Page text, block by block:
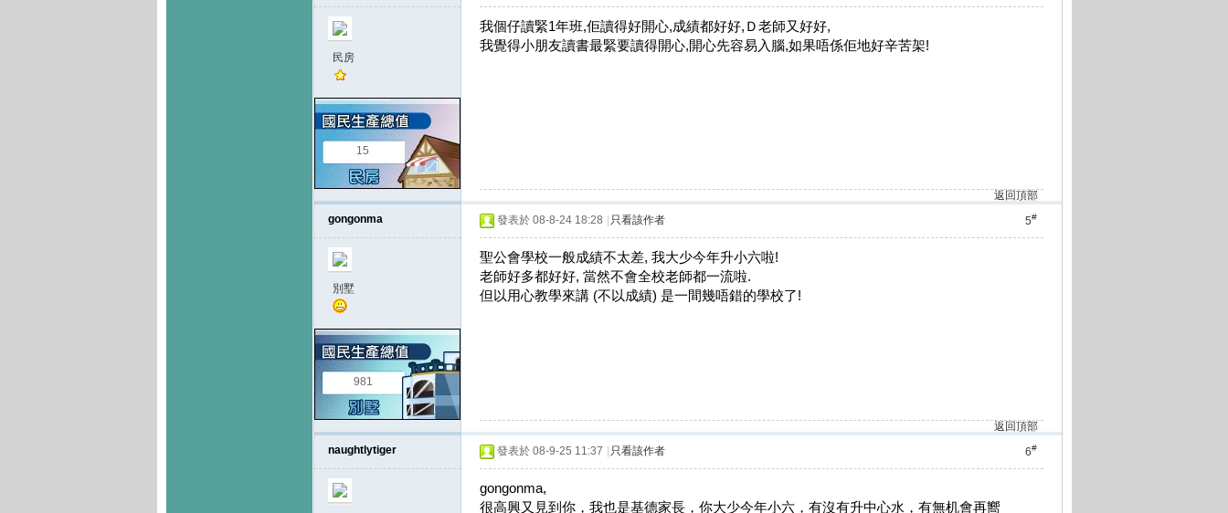
民房
15
我個仔讀緊1年班,佢讀得好開心,成績都好好,Ｄ老師又好好,
我覺得小朋友讀書最緊要讀得開心,開心先容易入腦,如果唔係佢地好辛苦架!
返回頂部
gongonma
別墅
981
5#
發表於 08-8-24 18:28 只看該作者
聖公會學校一般成績不太差, 我大少今年升小六啦!
老師好多都好好, 當然不會全校老師都一流啦.
但以用心教學來講 (不以成績) 是一間幾唔錯的學校了!
返回頂部
naughtlytiger
6#
發表於 08-9-25 11:37 只看該作者
gongonma,
很高興又見到你，我也是基德家長，你大少今年小六，有沒有升中心水，有無机會再嚮